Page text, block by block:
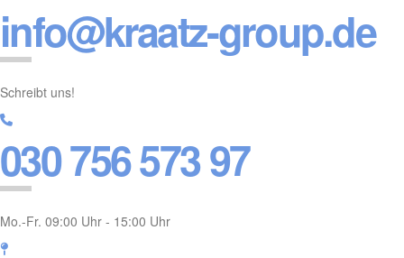
info@kraatz-group.de
Schreibt uns!
030 756 573 97
Mo.-Fr. 09:00 Uhr - 15:00 Uhr